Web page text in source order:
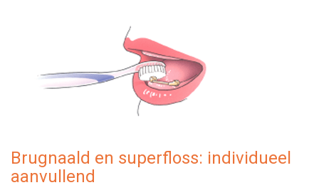
Brugnaald en superfloss: individueel
aanvullend